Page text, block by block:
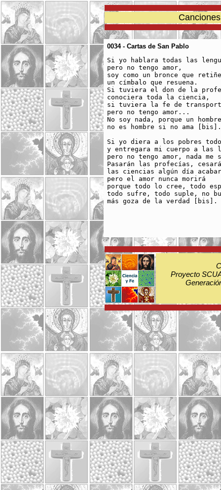
0034 - Cartas de San Pablo
Si yo hablara todas las
pero no tengo amor,
soy como un bronce que
un címbalo que resuena.
Si tuviera el don de la
conociera toda la ciencia,
si tuviera la fe de
pero no tengo amor...
No soy nada, porque un
no es hombre si no ama [bis].
Si yo diera a los pobres
y entregara mi cuerpo a las
pero no tengo amor, nada me
Pasarán las profecías,
las ciencias algún día
pero el amor nunca morirá
porque todo lo cree, todo
todo sufre, todo suple, no
más goza de la verdad [bis].
Proyecto